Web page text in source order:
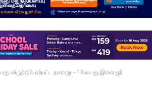
மது விருந்தில் ஏற்பட்ட தகராறு – 18 வயது இளைஞர்